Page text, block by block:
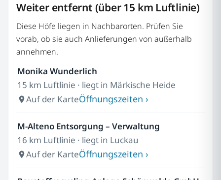
Weiter entfernt (über 15 km Luftlinie)
Diese Höfe liegen in Nachbarorten. Prüfen Sie
vorab, ob sie auch Anlieferungen von außerhalb
annehmen.
Monika Wunderlich
15 km Luftlinie · liegt in Märkische Heide
Auf der KarteÖffnungszeiten ›
M-Alteno Entsorgung – Verwaltung
16 km Luftlinie · liegt in Luckau
Auf der KarteÖffnungszeiten ›